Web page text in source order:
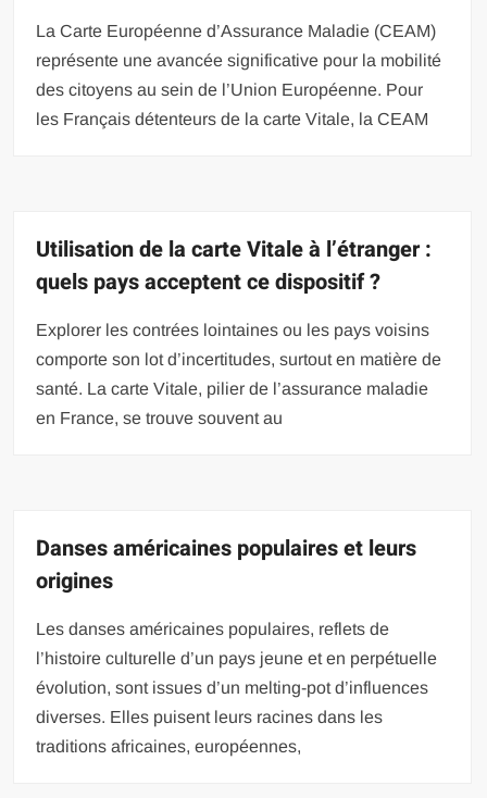
La Carte Européenne d’Assurance Maladie (CEAM)
représente une avancée significative pour la mobilité
des citoyens au sein de l’Union Européenne. Pour
les Français détenteurs de la carte Vitale, la CEAM
Utilisation de la carte Vitale à l’étranger :
quels pays acceptent ce dispositif ?
Explorer les contrées lointaines ou les pays voisins
comporte son lot d’incertitudes, surtout en matière de
santé. La carte Vitale, pilier de l’assurance maladie
en France, se trouve souvent au
Danses américaines populaires et leurs
origines
Les danses américaines populaires, reflets de
l’histoire culturelle d’un pays jeune et en perpétuelle
évolution, sont issues d’un melting-pot d’influences
diverses. Elles puisent leurs racines dans les
traditions africaines, européennes,